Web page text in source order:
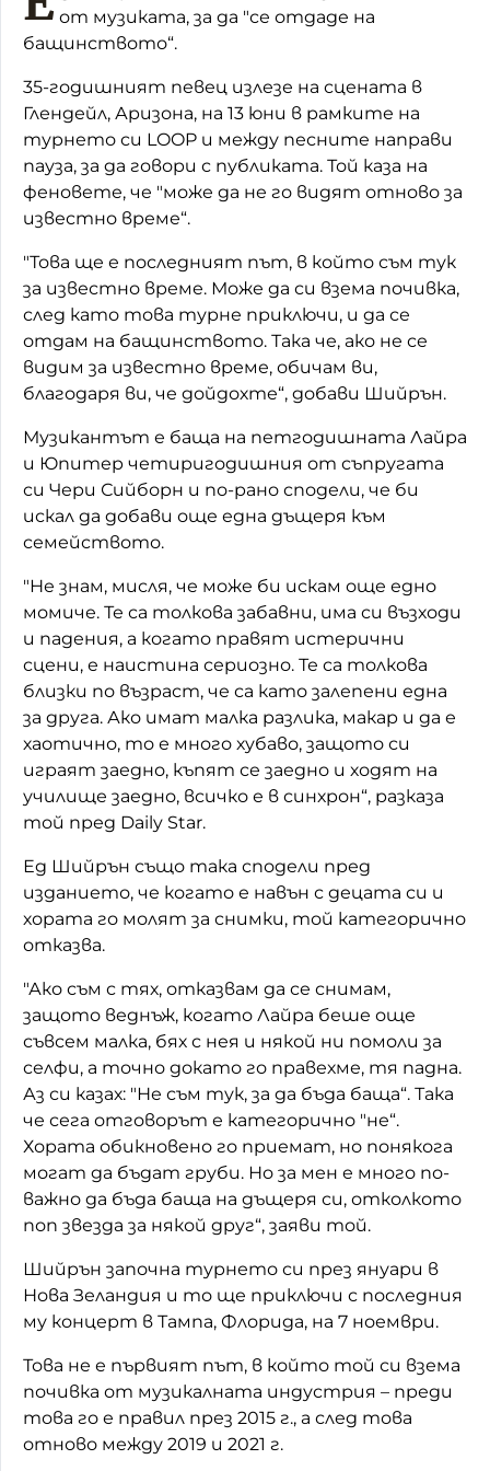
от музиката, за да "се отдаде на
бащинството“.
35-годишният певец излезе на сцената в
Глендейл, Аризона, на 13 юни в рамките на
турнето си LOOP и между песните направи
пауза, за да говори с публиката. Той каза на
феновете, че "може да не го видят отново за
известно време“.
"Това ще е последният път, в който съм тук
за известно време. Може да си взема почивка,
след като това турне приключи, и да се
отдам на бащинството. Така че, ако не се
видим за известно време, обичам ви,
благодаря ви, че дойдохте“, добави Шийрън.
Музикантът е баща на петгодишната Лайра
и Юпитер четиригодишния от съпругата
си Чери Сийборн и по-рано сподели, че би
искал да добави още една дъщеря към
семейството.
"Не знам, мисля, че може би искам още едно
момиче. Те са толкова забавни, има си възходи
и падения, а когато правят истерични
сцени, е наистина сериозно. Те са толкова
близки по възраст, че са като залепени една
за друга. Ако имат малка разлика, макар и да е
хаотично, то е много хубаво, защото си
играят заедно, къпят се заедно и ходят на
училище заедно, всичко е в синхрон“, разказа
той пред Daily Star.
Ед Шийрън също така сподели пред
изданието, че когато е навън с децата си и
хората го молят за снимки, той категорично
отказва.
"Ако съм с тях, отказвам да се снимам,
защото веднъж, когато Лайра беше още
съвсем малка, бях с нея и някой ни помоли за
селфи, а точно докато го правехме, тя падна.
Аз си казах: "Не съм тук, за да бъда баща“. Така
че сега отговорът е категорично "не“.
Хората обикновено го приемат, но понякога
могат да бъдат груби. Но за мен е много по-
важно да бъда баща на дъщеря си, отколкото
поп звезда за някой друг“, заяви той.
Шийрън започна турнето си през януари в
Нова Зеландия и то ще приключи с последния
му концерт в Тампа, Флорида, на 7 ноември.
Това не е първият път, в който той си взема
почивка от музикалната индустрия – преди
това го е правил през 2015 г., а след това
отново между 2019 и 2021 г.